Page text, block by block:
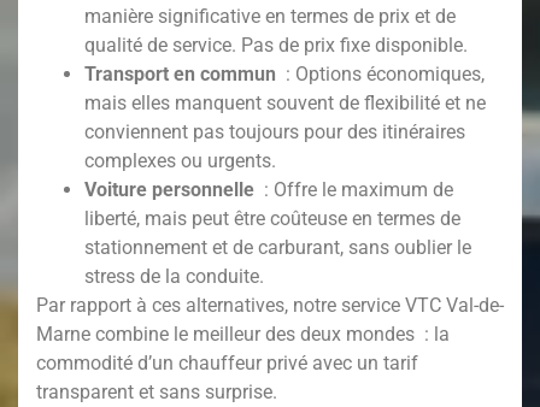
manière significative en termes de prix et de
qualité de service. Pas de prix fixe disponible.
Transport en commun : Options économiques,
mais elles manquent souvent de flexibilité et ne
conviennent pas toujours pour des itinéraires
complexes ou urgents.
Voiture personnelle : Offre le maximum de
liberté, mais peut être coûteuse en termes de
stationnement et de carburant, sans oublier le
stress de la conduite.
Par rapport à ces alternatives, notre service VTC Val-de-
Marne combine le meilleur des deux mondes : la
commodité d’un chauffeur privé avec un tarif
transparent et sans surprise.